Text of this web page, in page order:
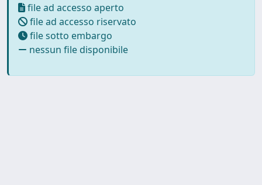
file ad accesso aperto
file ad accesso riservato
file sotto embargo
nessun file disponibile